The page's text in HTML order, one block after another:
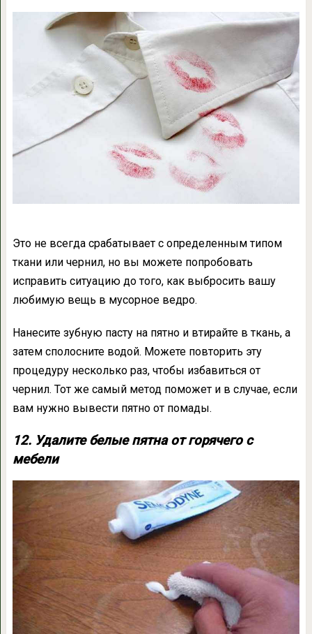
Это не всегда срабатывает с определенным типом
ткани или чернил, но вы можете попробовать
исправить ситуацию до того, как выбросить вашу
любимую вещь в мусорное ведро.
Нанесите зубную пасту на пятно и втирайте в ткань, а
затем сполосните водой. Можете повторить эту
процедуру несколько раз, чтобы избавиться от
чернил. Тот же самый метод поможет и в случае, если
вам нужно вывести пятно от помады.
12. Удалите белые пятна от горячего с
мебели